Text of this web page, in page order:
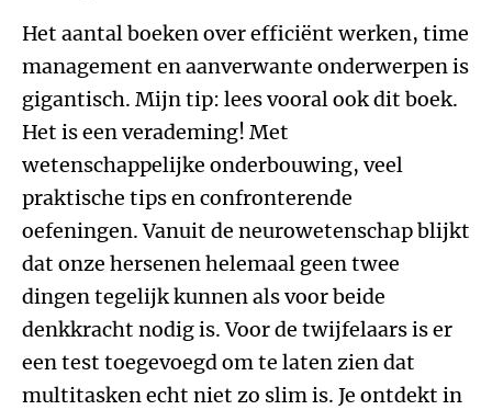
Het aantal boeken over efficiënt werken, time
management en aanverwante onderwerpen is
gigantisch. Mijn tip: lees vooral ook dit boek.
Het is een verademing! Met
wetenschappelijke onderbouwing, veel
praktische tips en confronterende
oefeningen. Vanuit de neurowetenschap blijkt
dat onze hersenen helemaal geen twee
dingen tegelijk kunnen als voor beide
denkkracht nodig is. Voor de twijfelaars is er
een test toegevoegd om te laten zien dat
multitasken echt niet zo slim is. Je ontdekt in